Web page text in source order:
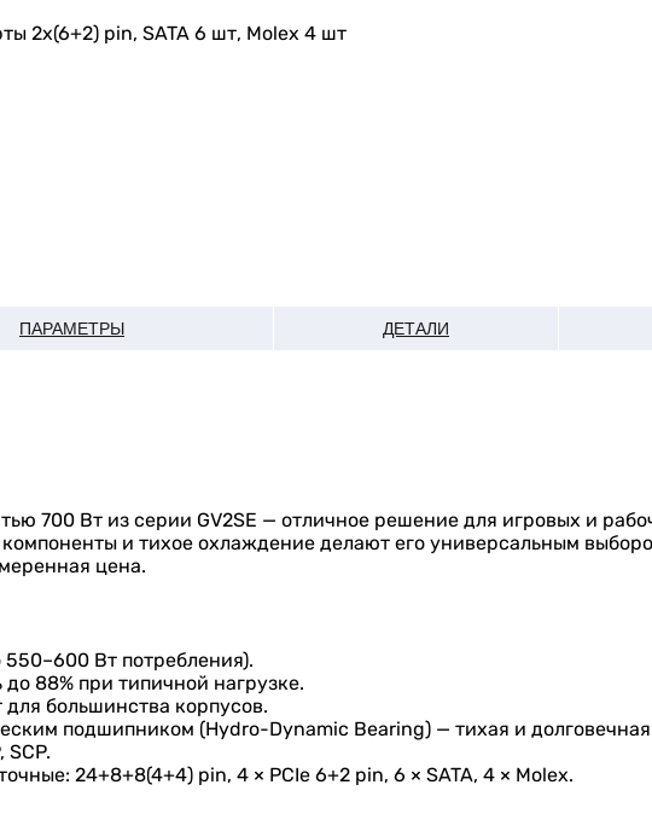
2х(6+2) pin, SATA 6 шт, Molex 4 шт
ПАРАМЕТРЫ ДЕТАЛИ
700 Вт из серии GV2SE — отличное решение для игровых и
и тихое охлаждение делают его универсальным
цена.
Вт потребления).
88% при типичной нагрузке.
большинства корпусов.
подшипником (Hydro-Dynamic Bearing) — тихая и долговечная
SCP.
24+8+8(4+4) pin, 4 × PCIe 6+2 pin, 6 × SATA, 4 × Molex.